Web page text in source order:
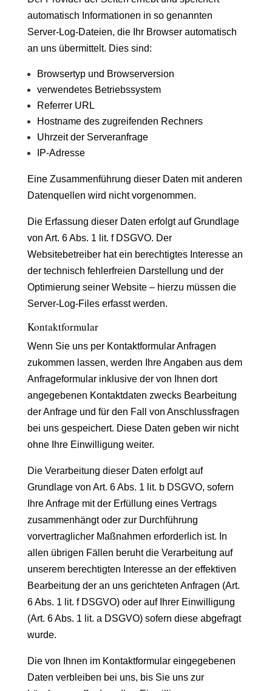
automatisch Informationen in so genannten
Server-Log-Dateien, die Ihr Browser automatisch
an uns übermittelt. Dies sind:
Browsertyp und Browserversion
verwendetes Betriebssystem
Referrer URL
Hostname des zugreifenden Rechners
Uhrzeit der Serveranfrage
IP-Adresse
Eine Zusammenführung dieser Daten mit anderen
Datenquellen wird nicht vorgenommen.
Die Erfassung dieser Daten erfolgt auf Grundlage
von Art. 6 Abs. 1 lit. f DSGVO. Der
Websitebetreiber hat ein berechtigtes Interesse an
der technisch fehlerfreien Darstellung und der
Optimierung seiner Website – hierzu müssen die
Server-Log-Files erfasst werden.
Kontaktformular
Wenn Sie uns per Kontaktformular Anfragen
zukommen lassen, werden Ihre Angaben aus dem
Anfrageformular inklusive der von Ihnen dort
angegebenen Kontaktdaten zwecks Bearbeitung
der Anfrage und für den Fall von Anschlussfragen
bei uns gespeichert. Diese Daten geben wir nicht
ohne Ihre Einwilligung weiter.
Die Verarbeitung dieser Daten erfolgt auf
Grundlage von Art. 6 Abs. 1 lit. b DSGVO, sofern
Ihre Anfrage mit der Erfüllung eines Vertrags
zusammenhängt oder zur Durchführung
vorvertraglicher Maßnahmen erforderlich ist. In
allen übrigen Fällen beruht die Verarbeitung auf
unserem berechtigten Interesse an der effektiven
Bearbeitung der an uns gerichteten Anfragen (Art.
6 Abs. 1 lit. f DSGVO) oder auf Ihrer Einwilligung
(Art. 6 Abs. 1 lit. a DSGVO) sofern diese abgefragt
wurde.
Die von Ihnen im Kontaktformular eingegebenen
Daten verbleiben bei uns, bis Sie uns zur